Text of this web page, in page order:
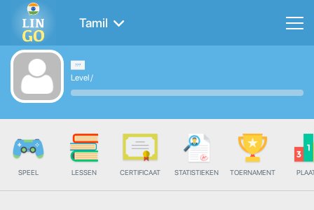
Tamil
Level/
SPEEL LESSEN CERTIFICAAT STATISTIEKEN TOERNAMENT